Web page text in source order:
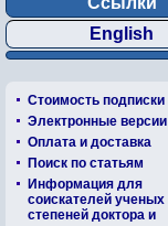
English
Стоимость подписки
Электронные версии
Оплата и доставка
Поиск по статьям
Информация для
соискателей ученых
степеней доктора и